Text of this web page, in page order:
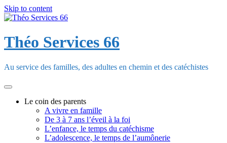
Skip to content
Théo Services 66
Au service des familles, des adultes en chemin et des catéchistes
Le coin des parents
A vivre en famille
De 3 à 7 ans l’éveil à la foi
L’enfance, le temps du catéchisme
L’adolescence, le temps de l’aumônerie